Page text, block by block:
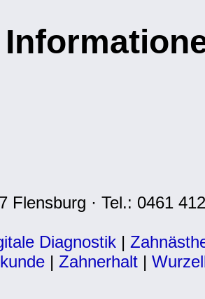
Flensburg · Tel.: 0461
Diagnostik |
| Zahnerhalt |